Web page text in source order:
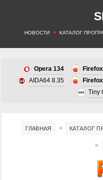
НОВОСТИ • КАТАЛОГ
Opera 134
AIDA64 8.35
Tiny
ГЛАВНАЯ КАТАЛОГ